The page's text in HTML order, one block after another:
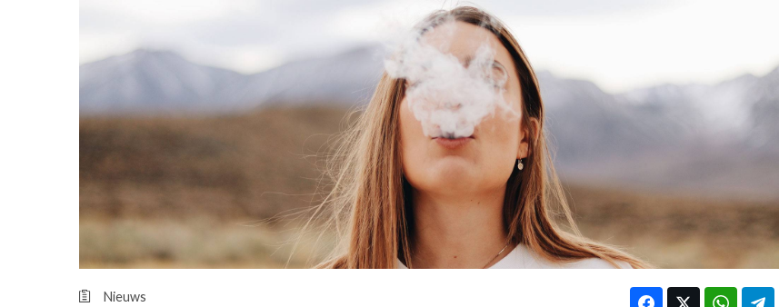
HUISARTSENPOST
PRAKTIJKZAKEN
TARIEVEN
VPHUISARTSEN
MEDISCHE VAKHANDEL
INLOGGEN
REGISTRATIE
Nieuws